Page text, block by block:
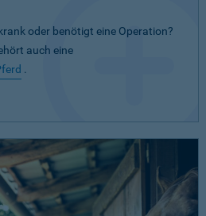
oder benötigt eine Operation?
auch eine
.